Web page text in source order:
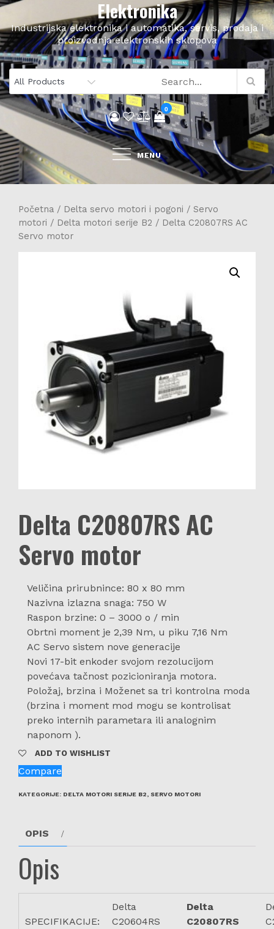
Skip
content
Elektronika
Industrijska elektronika i automatika, servis, prodaja i
proizvodnja elektronskih sklopova
0
MENU
Početna / Delta servo motori i pogoni / Servo
motori / Delta motori serije B2 / Delta C20807RS AC
Servo motor
Delta C20807RS AC
Servo motor
Veličina prirubnince: 80 x 80 mm
Nazivna izlazna snaga: 750 W
Raspon brzine: 0 – 3000 o / min
Obrtni moment je 2,39 Nm, u piku 7,16 Nm
AC Servo sistem nove generacije
Novi 17-bit enkoder svojom rezolucijom
povećava tačnost pozicioniranja motora.
Položaj, brzina i Moženet sa tri kontrolna moda
(brzina i moment mod mogu se kontrolisat
preko internih parametara ili analognim
naponom ).
ADD TO WISHLIST
Compare
KATEGORIJE: DELTA MOTORI SERIJE B2 SERVO MOTORI
OPIS
Opis
SPECIFIKACIJE:
Delta
C20604RS
Delta
C20807RS